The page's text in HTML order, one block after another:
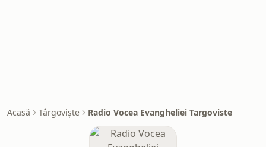
Acasă Târgoviște Radio Vocea Evangheliei Targoviste